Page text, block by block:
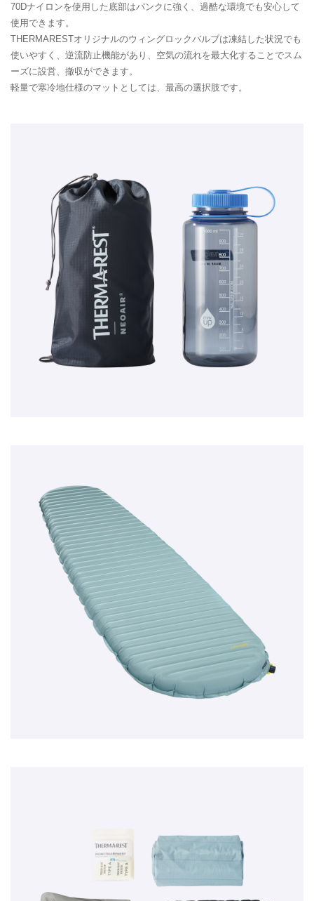
70Dナイロンを使用した底部はパンクに強く、過酷な環境でも安心して
使用できます。
THERMARESTオリジナルのウィングロックバルブは凍結した状況でも
使いやすく、逆流防止機能があり、空気の流れを最大化することでスム
ーズに設営、撤収ができます。
軽量で寒冷地仕様のマットとしては、最高の選択肢です。